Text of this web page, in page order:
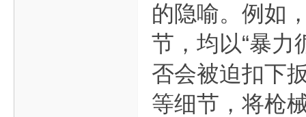
的隐喻。例如
节，均以“暴力
否会被迫扣下
等细节，将枪